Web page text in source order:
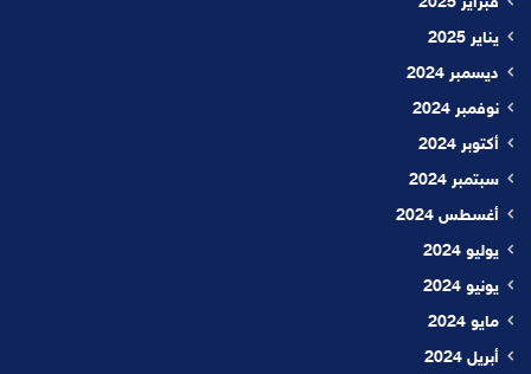
يناير 2025
ديسمبر 2024
نوفمبر 2024
أكتوبر 2024
سبتمبر 2024
أغسطس 2024
يوليو 2024
يونيو 2024
مايو 2024
أبريل 2024